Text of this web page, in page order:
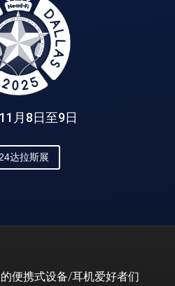
月8日至9日
达拉斯展
便携式设备/耳机爱好者们